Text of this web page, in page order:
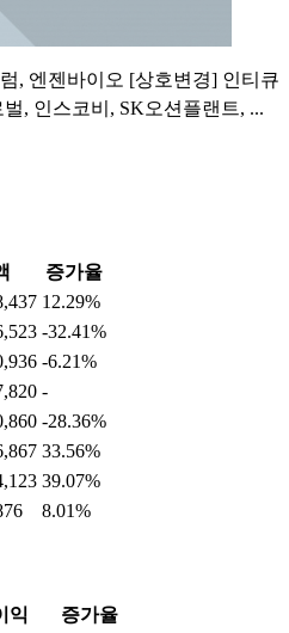
, 엔젠바이오 [상호변경] 인티큐
, 인스코비, SK오션플랜트, ...
증가율
12.29%
-32.41%
-6.21%
-
-28.36%
33.56%
39.07%
8.01%
익
증가율